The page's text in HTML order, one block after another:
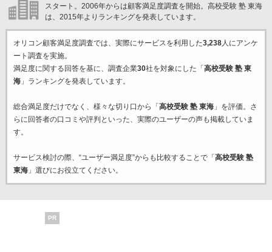
スタート。2006年からは顧客満足度調査を開始。高校受験 塾 東海
は、2015年よりランキングを発表しています。
オリコン顧客満足度調査では、実際にサービスを利用した3,238人にアンケ
ート調査を実施。
満足度に関する回答を基に、調査企業30社を対象にした「 高校受験 塾 東
海」ランキングを発表しています。
総合満足度だけでなく、様々な切り口から「 高校受験 塾 東海」を評価。さ
らに回答者の口コミや評判といった、実際のユーザーの声も掲載していま
す。
サービス検討の際、“ユーザー満足度”からも比較することで「 高校受験 塾
東海」選びにお役立てください。
PR